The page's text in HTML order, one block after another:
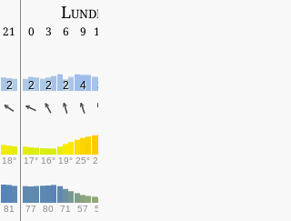
Lundi 10
21 0 3 6 9 12
2 2 2 2 4 3
18° 17° 16° 19° 25° 27°
81 77 80 71 57 51